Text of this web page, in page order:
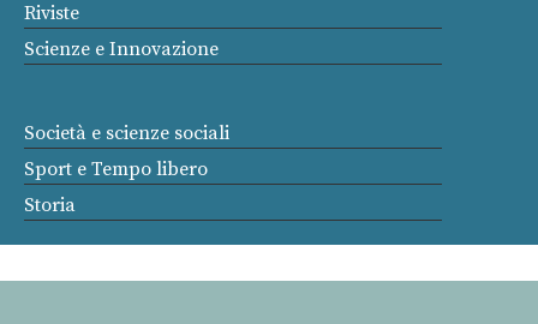
Riviste
Scienze e Innovazione
Società e scienze sociali
Sport e Tempo libero
Storia